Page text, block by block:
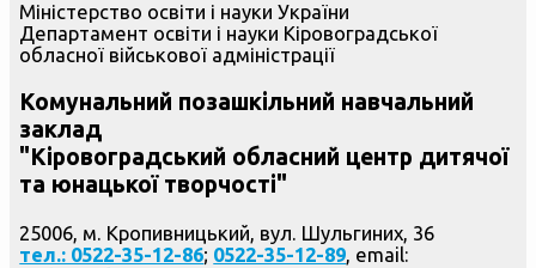
Міністерство освіти і науки України
Департамент освіти і науки Кіровоградської
обласної військової адміністрації
Комунальний позашкільний навчальний
заклад
"Кіровоградський обласний центр дитячої
та юнацької творчості"
25006, м. Кропивницький, вул. Шульгиних, 36
тел.: 0522-35-12-86; 0522-35-12-89, email: